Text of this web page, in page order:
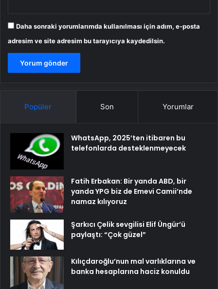
Daha sonraki yorumlarımda kullanılması için adım, e-posta
adresim ve site adresim bu tarayıcıya kaydedilsin.
Popüler Son Yorumlar
WhatsApp, 2025’ten itibaren bu
telefonlarda desteklenmeyecek
Fatih Erbakan: Bir yanda ABD, bir
yanda YPG biz de Emevi Camii’nde
namaz kılıyoruz
Şarkıcı Çelik sevgilisi Elif Üngür’ü
paylaştı: “Çok güzel”
Kılıçdaroğlu’nun mal varlıklarına ve
banka hesaplarına haciz konuldu